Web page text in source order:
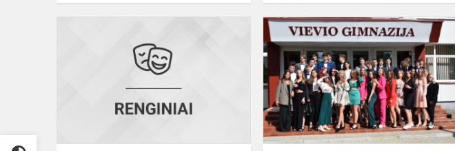
Netradicinė
pamoka
,,Svajonių
diena”